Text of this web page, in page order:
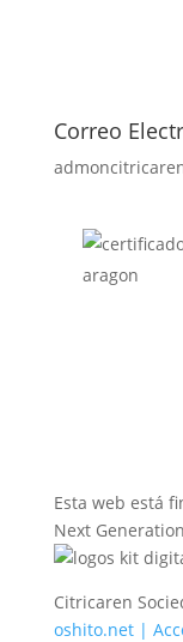
Correo
Esta web está
Next
Citricaren
oshito.net |